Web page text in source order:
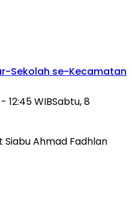
Sekolah se-Kecamatan
12:45 WIBSabtu, 8
Siabu Ahmad Fadhlan